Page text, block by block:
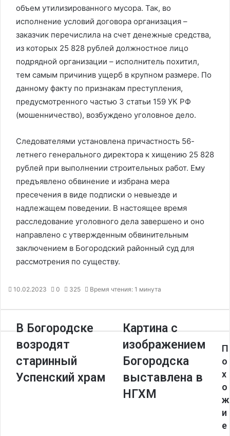
объем утилизированного мусора. Так, во
исполнение условий договора организация –
заказчик перечислила на счет денежные средства,
из которых 25 828 рублей должностное лицо
подрядной организации – исполнитель похитил,
тем самым причинив ущерб в крупном размере. По
данному факту по признакам преступления,
предусмотренного частью 3 статьи 159 УК РФ
(мошенничество), возбуждено уголовное дело.
Следователями установлена причастность 56-
летнего генерального директора к хищению 25 828
рублей при выполнении строительных работ. Ему
предъявлено обвинение и избрана мера
пресечения в виде подписки о невыезде и
надлежащем поведении. В настоящее время
расследование уголовного дела завершено и оно
направлено с утвержденным обвинительным
заключением в Богородский районный суд для
рассмотрения по существу.
10.02.2023 0 325 Время чтения: 1 минута
В Богородске
возродят
старинный
Успенский храм
Картина с
изображением
Богородска
выставлена в
НГХМ
П
о
х
о
ж
и
е